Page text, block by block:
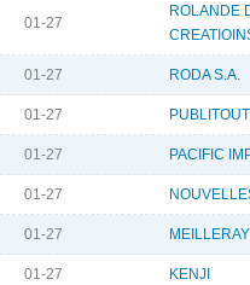
01-27
ROLANDE
01-27 RODA S.A.
01-27
01-27 PACIFIC
01-27
01-27
01-27 KENJI